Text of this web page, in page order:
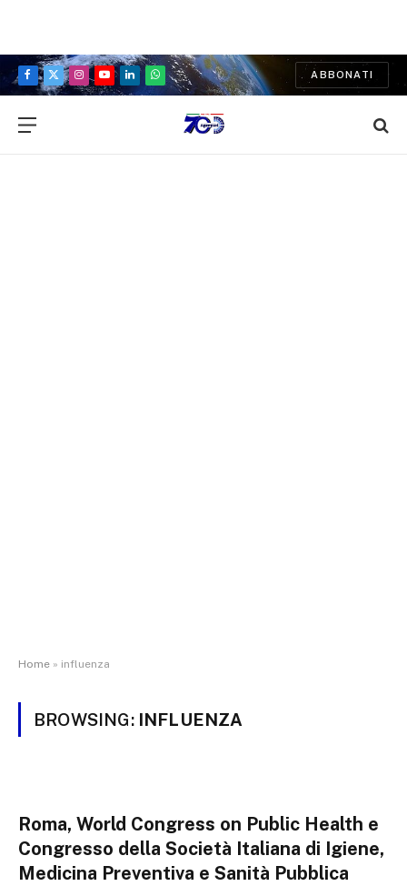
Facebook
X
Instagram
YouTubeLinkedInWhatsApp
ABBONATI
Home » influenza
BROWSING: INFLUENZA
Roma, World Congress on Public Health e
Congresso della Società Italiana di Igiene,
Medicina Preventiva e Sanità Pubblica